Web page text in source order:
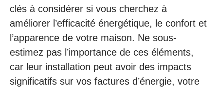
clés à considérer si vous cherchez à
améliorer l’efficacité énergétique, le confort et
l’apparence de votre maison. Ne sous-
estimez pas l’importance de ces éléments,
car leur installation peut avoir des impacts
significatifs sur vos factures d’énergie, votre